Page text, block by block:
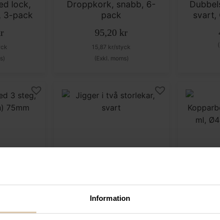
Information
lock,
3-pack
Droppkork, snabb, 6-
pack
95,20 kr
15,87 kr/styck
(Exkl. moms)
svart,
75mm
svart
25/50